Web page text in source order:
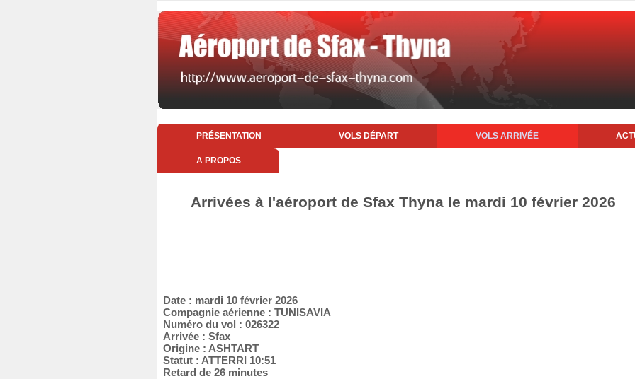
PRÉSENTATION VOLS DÉPART VOLS ARRIVÉE
A PROPOS
Arrivées à l'aéroport de Sfax Thyna le mardi 10 février 2026
Date : mardi 10 février 2026
Compagnie aérienne : TUNISAVIA
Numéro du vol : 026322
Arrivée : Sfax
Origine : ASHTART
Statut : ATTERRI 10:51
Retard de 26 minutes